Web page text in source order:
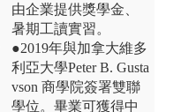
由企業提供獎學金、
暑期工讀實習。
●2019年與加拿大維多
利亞大學Peter B. Gusta
vson 商學院簽署雙聯
學位。畢業可獲得中